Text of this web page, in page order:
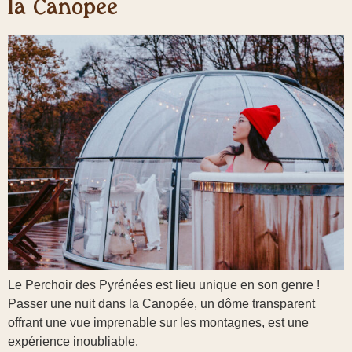
la Canopée
Le Perchoir des Pyrénées est lieu unique en son genre !
Passer une nuit dans la Canopée, un dôme transparent
offrant une vue imprenable sur les montagnes, est une
expérience inoubliable.